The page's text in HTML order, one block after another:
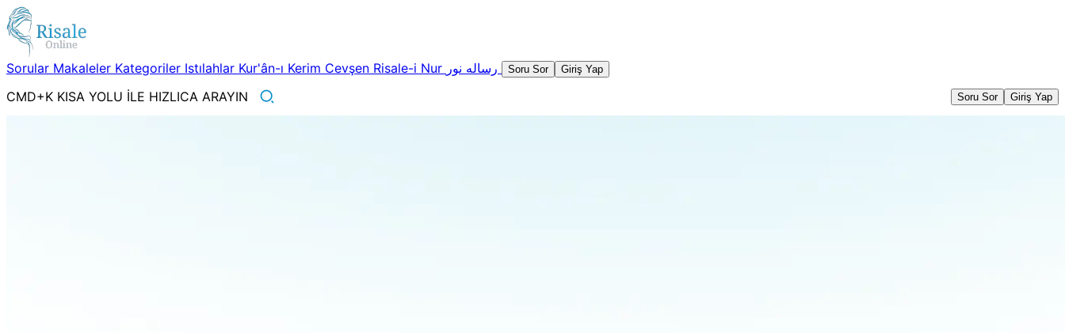
Sorular Makaleler Kategoriler Istılahlar Kur'ân-ı Kerim Cevşen Risale-i Nur Soru Sor Giriş Yap
CMD+K KISA YOLU İLE HIZLICA ARAYIN Soru Sor Giriş Yap